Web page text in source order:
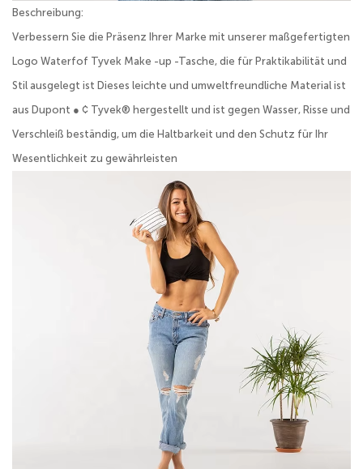
Beschreibung:
Verbessern Sie die Präsenz Ihrer Marke mit unserer maßgefertigten
Logo Waterfof Tyvek Make -up -Tasche, die für Praktikabilität und
Stil ausgelegt ist Dieses leichte und umweltfreundliche Material ist
aus Dupont ● ¢ Tyvek® hergestellt und ist gegen Wasser, Risse und
Verschleiß beständig, um die Haltbarkeit und den Schutz für Ihr
Wesentlichkeit zu gewährleisten